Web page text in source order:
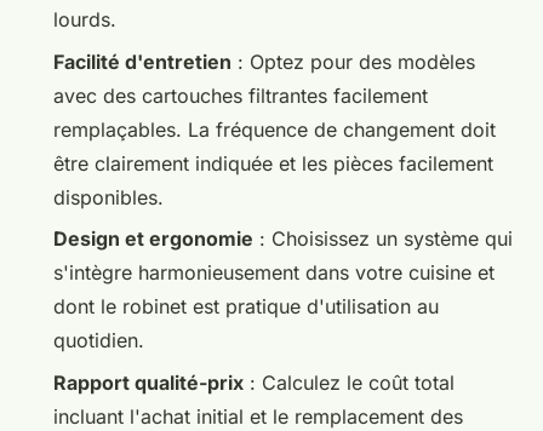
lourds.
Facilité d'entretien : Optez pour des modèles
avec des cartouches filtrantes facilement
remplaçables. La fréquence de changement doit
être clairement indiquée et les pièces facilement
disponibles.
Design et ergonomie : Choisissez un système qui
s'intègre harmonieusement dans votre cuisine et
dont le robinet est pratique d'utilisation au
quotidien.
Rapport qualité-prix : Calculez le coût total
incluant l'achat initial et le remplacement des